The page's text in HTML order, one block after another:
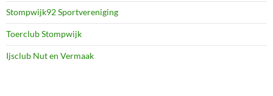
Stompwijk92 Sportvereniging
Toerclub Stompwijk
Ijsclub Nut en Vermaak